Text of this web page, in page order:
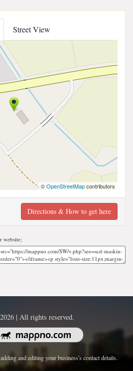
Street View
©OpenStreetMapcontributors
Directions & How to get here
website;
| All rights reserved.
and editing your business's contact details.